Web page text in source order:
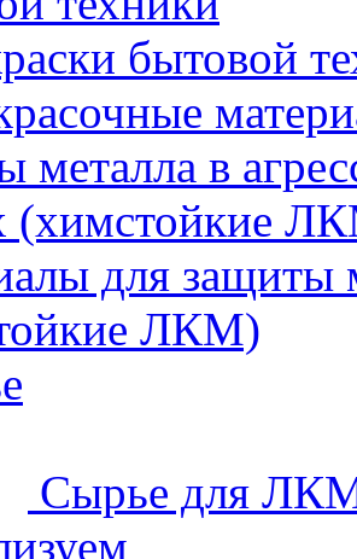
бытовой
для защиты
ЛКМ)
Сырье для